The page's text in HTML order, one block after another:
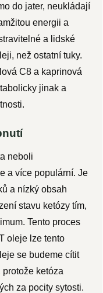
do jater, neukládají
energii a
a lidské
než ostatní tuky.
C8 a kaprinová
jinak a
neboli
a více populární. Je
a nízký obsah
stavu ketózy tím,
Tento proces
oleje lze tento
se budeme cítit
ketóza
za pocity sytosti.